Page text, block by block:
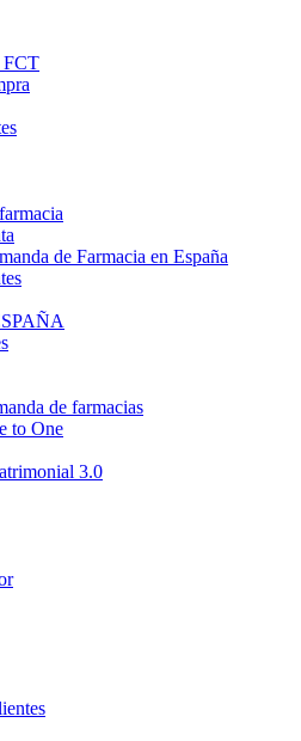
FCT
de Farmacia en España
de farmacias
to One
3.0